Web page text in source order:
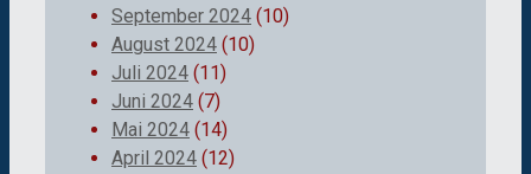
September 2024 (10)
August 2024 (10)
Juli 2024 (11)
Juni 2024 (7)
Mai 2024 (14)
April 2024 (12)